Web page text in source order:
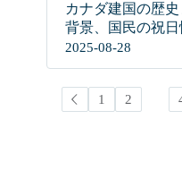
カナダ建国の歴
背景、国民の祝日
2025-08-28
1 2